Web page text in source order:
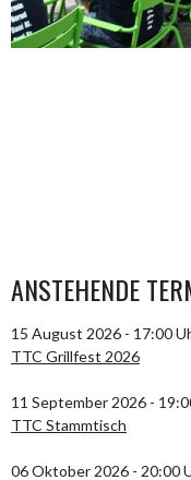
ANSTEHENDE
15 August 2026 - 17:00
TTC Grillfest 2026
11 September 2026 -
TTC Stammtisch
06 Oktober 2026 - 20:00